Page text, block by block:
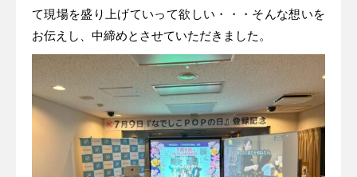
て現場を盛り上げていって欲しい・・・そんな想いを
お伝えし、中締めとさせていただきました。